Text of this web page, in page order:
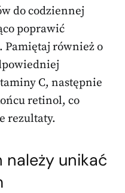
do codziennej
poprawić
Pamiętaj również o
C, następnie
retinol, co
rezultaty.
należy unikać